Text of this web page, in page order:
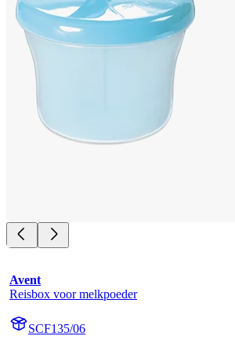
Avent
Reisbox voor melkpoeder
SCF135/06